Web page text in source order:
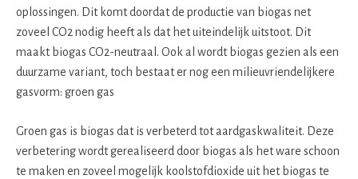
oplossingen. Dit komt doordat de productie van biogas net
zoveel CO2 nodig heeft als dat het uiteindelijk uitstoot. Dit
maakt biogas CO2-neutraal. Ook al wordt biogas gezien als een
duurzame variant, toch bestaat er nog een milieuvriendelijkere
gasvorm: groen gas
Groen gas is biogas dat is verbeterd tot aardgaskwaliteit. Deze
verbetering wordt gerealiseerd door biogas als het ware schoon
te maken en zoveel mogelijk koolstofdioxide uit het biogas te